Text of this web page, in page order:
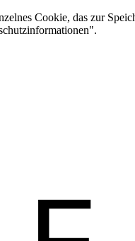
Cookie, das zur